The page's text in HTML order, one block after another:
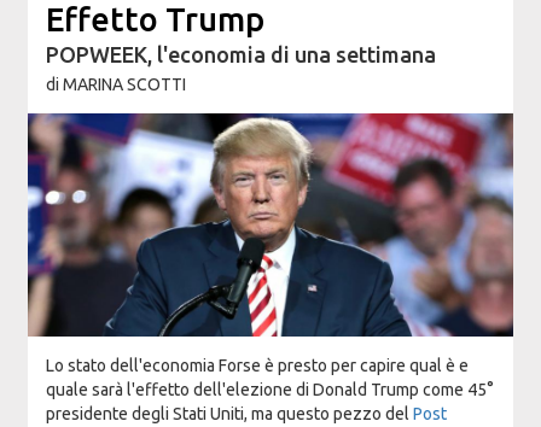
Effetto Trump
POPWEEK, l'economia di una settimana
di MARINA SCOTTI
Lo stato dell'economia Forse è presto per capire qual è e
quale sarà l'effetto dell'elezione di Donald Trump come 45°
presidente degli Stati Uniti, ma questo pezzo del Post